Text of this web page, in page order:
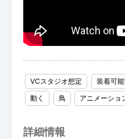
VCスタジオ想定 装着可
動く
鳥 アニメーショ
詳細情報